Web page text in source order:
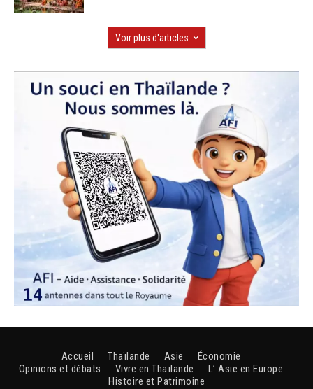
Voir plus d'articles
Accueil Thaïlande Asie
Économie
Opinions et débats
Vivre en Thaïlande
L’ Asie en Europe
Histoire et Patrimoine